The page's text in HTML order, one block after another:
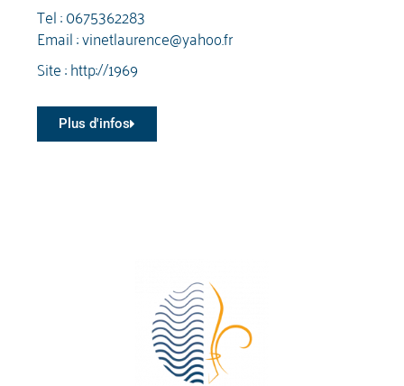
Tel :0675362283
Email :vinetlaurence@yahoo.fr
Site :http://1969
Plus d'infos